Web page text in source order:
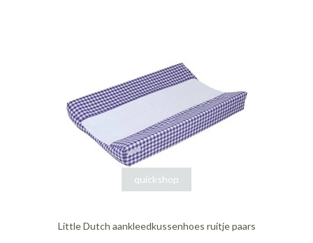
quickshop
Little Dutch aankleedkussenhoes ruitje paars